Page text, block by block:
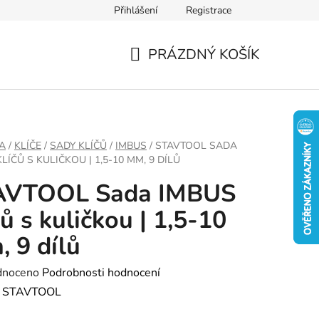
Přihlášení Registrace
PRÁZDNÝ KOŠÍK
/ KLÍČE / SADY KLÍČŮ / IMBUS / STAVTOOL SADA
S KULIČKOU | 1,5-10 MM, 9 DÍLŮ
Sada IMBUS
s kuličkou | 1,5-10
9 dílů
Podrobnosti hodnocení
STAVTOOL